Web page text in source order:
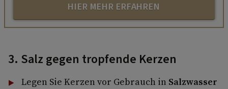
HIER MEHR ERFAHREN
3. Salz gegen tropfende Kerzen
Legen Sie Kerzen vor Gebrauch in Salzwasser